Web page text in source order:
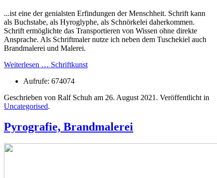
...ist eine der genialsten Erfindungen der Menschheit. Schrift kann
als Buchstabe, als Hyroglyphe, als Schnörkelei daherkommen.
Schrift ermöglichte das Transportieren von Wissen ohne direkte
Ansprache. Als Schriftmaler nutze ich neben dem Tuschekiel auch
Brandmalerei und Malerei.
Weiterlesen … Schriftkunst
Aufrufe: 674074
Geschrieben von Ralf Schuh am 26. August 2021 . Veröffentlicht in
Uncategorised.
Pyrografie, Brandmalerei